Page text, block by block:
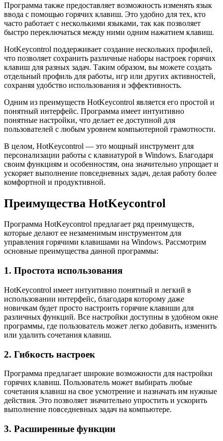
Программа также предоставляет возможность изменять язык
ввода с помощью горячих клавиш. Это удобно для тех, кто
часто работает с несколькими языками, так как позволяет
быстро переключаться между ними одним нажатием клавиш.
HotKeycontrol поддерживает создание нескольких профилей,
что позволяет сохранить различные наборы настроек горячих
клавиш для разных задач. Таким образом, вы можете создать
отдельный профиль для работы, игр или других активностей,
сохраняя удобство использования и эффективность.
Одним из преимуществ HotKeycontrol является его простой и
понятный интерфейс. Программа имеет интуитивно
понятные настройки, что делает ее доступной для
пользователей с любым уровнем компьютерной грамотности.
В целом, HotKeycontrol — это мощный инструмент для
персонализации работы с клавиатурой в Windows. Благодаря
своим функциям и особенностям, она значительно упрощает и
ускоряет выполнение повседневных задач, делая работу более
комфортной и продуктивной.
Преимущества HotKeycontrol
Программа HotKeycontrol предлагает ряд преимуществ,
которые делают ее незаменимым инструментом для
управления горячими клавишами на Windows. Рассмотрим
основные преимущества данной программы:
1. Простота использования
HotKeycontrol имеет интуитивно понятный и легкий в
использовании интерфейс, благодаря которому даже
новичкам будет просто настроить горячие клавиши для
различных функций. Все настройки доступны в удобном окне
программы, где пользователь может легко добавить, изменить
или удалить сочетания клавиш.
2. Гибкость настроек
Программа предлагает широкие возможности для настройки
горячих клавиш. Пользователь может выбирать любые
сочетания клавиш на свое усмотрение и назначать им нужные
действия. Это позволяет значительно упростить и ускорить
выполнение повседневных задач на компьютере.
3. Расширенные функции